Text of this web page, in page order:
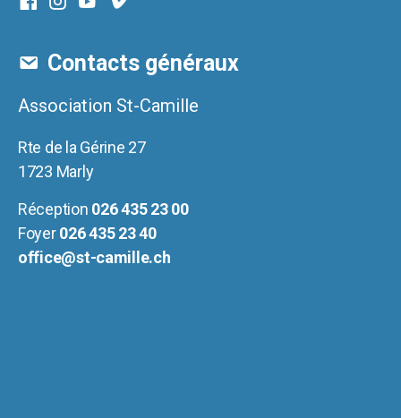
Contacts généraux
Association St-Camille
Rte de la Gérine 27
1723 Marly
Réception 026 435 23 00
Foyer026 435 23 40
office@st-camille.ch